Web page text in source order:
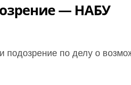
— НАБУ